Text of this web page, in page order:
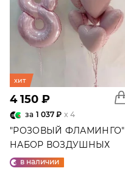
хит
4 150 ₽
за 1 037 ₽ x 4
"РОЗОВЫЙ ФЛАМИНГО"
НАБОР ВОЗДУШНЫХ
ШАРОВ №25
в наличии